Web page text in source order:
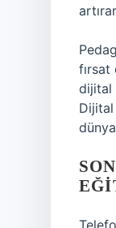
fırsat
dijital